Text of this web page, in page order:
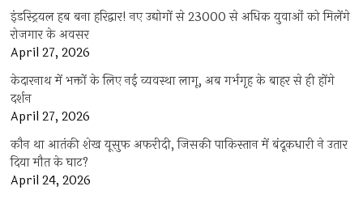
इंडस्ट्रियल हब बना हरिद्वार! नए उद्योगों से 23000 से अधिक युवाओं को मिलेंगे
रोजगार के अवसर
April 27, 2026
केदारनाथ में भक्तों के लिए नई व्यवस्था लागू, अब गर्भगृह के बाहर से ही होंगे
दर्शन
April 27, 2026
कौन था आतंकी शेख यूसुफ अफरीदी, जिसकी पाकिस्तान में बंदूकधारी ने उतार
दिया मौत के घाट?
April 24, 2026